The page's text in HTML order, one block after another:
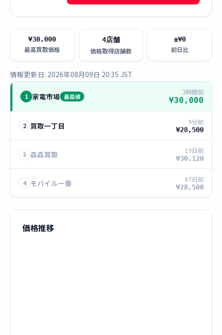
¥30,000
最高買取価格
4店舗
価格取得店舗数
±¥0
前日比
情報更新日: 2026年08月09日 20:35 JST
1 家電市場 最高値
3時間前
¥30,000
2 買取一丁目 9分前
¥28,500
3 森森買取 19日前
¥30,120
4 モバイル一番 67日前
¥28,500
価格推移